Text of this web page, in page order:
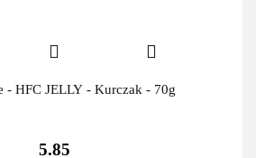
- HFC JELLY - Kurczak - 70g
5.85